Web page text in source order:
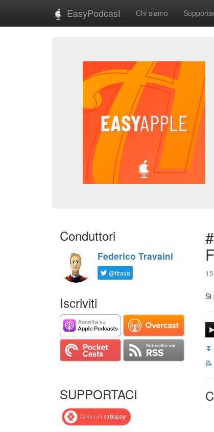
EasyPodcast Chi siamo
Conduttori
Federico Travaini
@ftrava
Iscriviti
SUPPORTACI
Si